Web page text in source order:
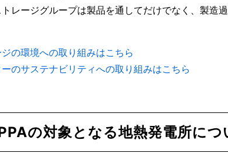
レージグループは製品を通してだけでなく、製
の環境への取り組みはこちら
のサステナビリティへの取り組みはこちら
の対象となる地熱発電所につ